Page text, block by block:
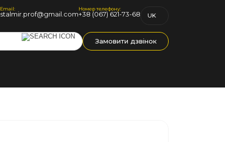
Email:
stalmir.prof@gmail.com
Номер телефону:
+38 (067) 621-73-68
UK
Замовити дзвінок